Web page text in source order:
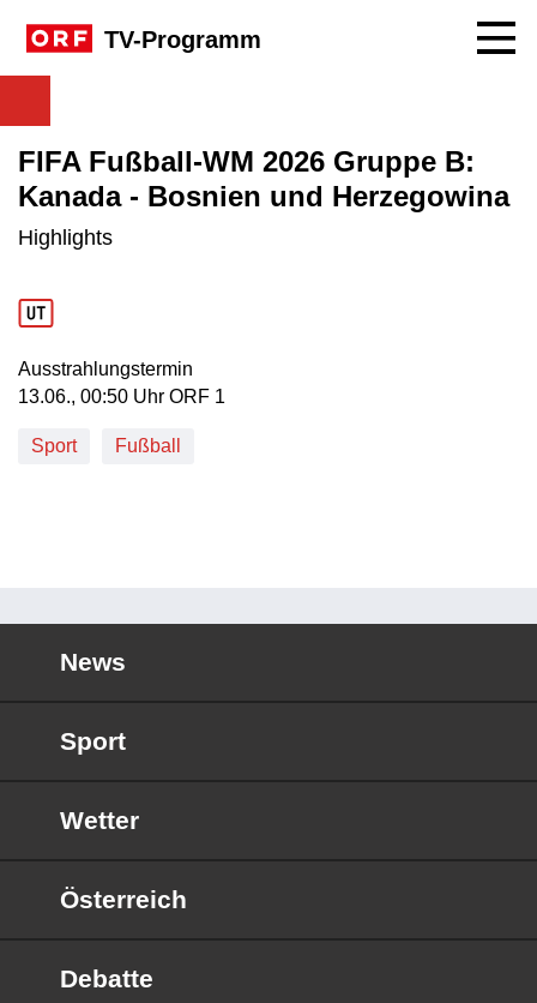
TV-Programm
FIFA Fußball-WM 2026 Gruppe B:
Kanada - Bosnien und Herzegowina
Highlights
Ausstrahlungstermin
13. Juni, 00:50 Uhr in ORF 1
13.06., 00:50 Uhr ORF 1
Sport Fußball
News
Sport
Wetter
Österreich
Debatte